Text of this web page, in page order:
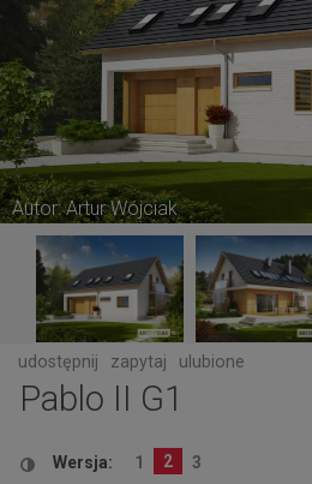
Autor: Artur Wójciak
udostępnij zapytaj ulubione
Pablo II G1
Wersja: 1 2 3